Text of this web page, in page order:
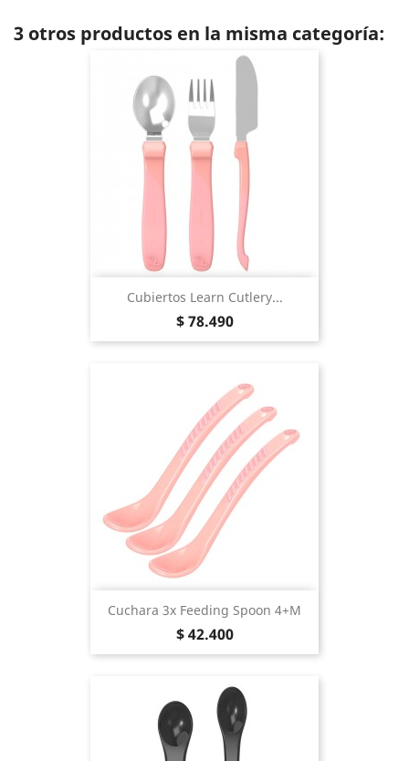
3 otros productos en la misma categoría:
Cubiertos Learn Cutlery...
Precio
$ 78.490
Cuchara 3x Feeding Spoon 4+m
Precio
$ 42.400